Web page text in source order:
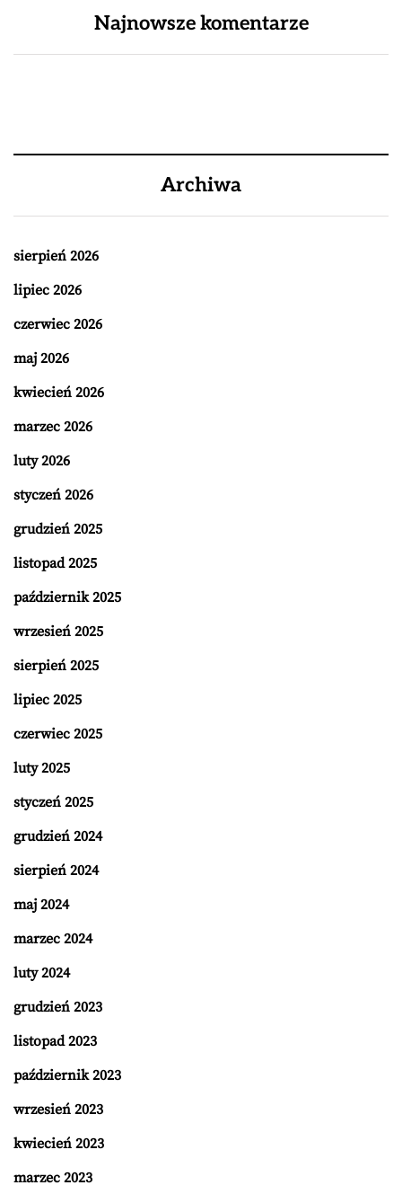
Najnowsze komentarze
Archiwa
sierpień 2026
lipiec 2026
czerwiec 2026
maj 2026
kwiecień 2026
marzec 2026
luty 2026
styczeń 2026
grudzień 2025
listopad 2025
październik 2025
wrzesień 2025
sierpień 2025
lipiec 2025
czerwiec 2025
luty 2025
styczeń 2025
grudzień 2024
sierpień 2024
maj 2024
marzec 2024
luty 2024
grudzień 2023
listopad 2023
październik 2023
wrzesień 2023
kwiecień 2023
marzec 2023